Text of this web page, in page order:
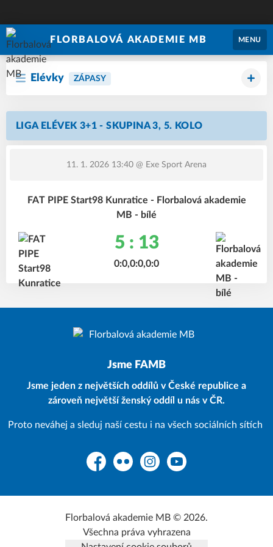
FLORBALOVÁ AKADEMIE MB MENU
Elévky ZÁPASY
LIGA ELÉVEK 3+1 - SKUPINA 3, 5. KOLO
11. 1. 2026 13:40 @ Exe Sport Arena
FAT PIPE Start98 Kunratice - Florbalová akademie
MB - bílé
5 : 13
0:0,0:0,0:0
Jsme FAMB
Jsme jeden z největších oddílů v České republice a
zároveň největší ženský oddíl u nás v ČR.
Proto neváhej a sleduj naší cestu i na všech sociálních sítích
FacebookFlickr InstagramYouTube
Florbalová akademie MB © 2026.
Všechna práva vyhrazena